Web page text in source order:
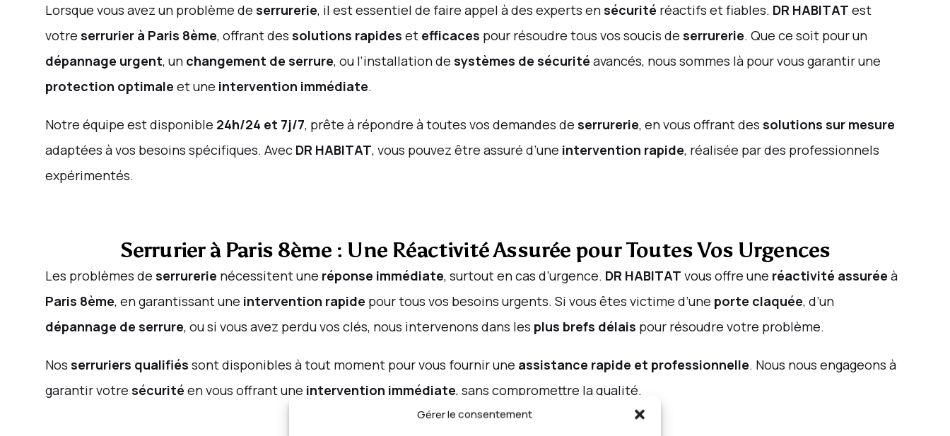
Gérer le consentement
Lorsque vous avez un problème de serrurerie, il est essentiel de faire appel à des experts en sécurité réactifs et fiables. DR HABITAT est
votre serrurier à Paris 8ème, offrant des solutions rapides et efficaces pour résoudre tous vos soucis de serrurerie. Que ce soit pour un
dépannage urgent, un changement de serrure, ou l’installation de systèmes de sécurité avancés, nous sommes là pour vous garantir une
protection optimale et une intervention immédiate.
Notre équipe est disponible 24h/24 et 7j/7, prête à répondre à toutes vos demandes de serrurerie, en vous offrant des solutions sur mesure
adaptées à vos besoins spécifiques. Avec DR HABITAT, vous pouvez être assuré d’une intervention rapide, réalisée par des professionnels
expérimentés.
Serrurier à Paris 8ème : Une Réactivité Assurée pour Toutes Vos Urgences
Les problèmes de serrurerie nécessitent une réponse immédiate, surtout en cas d’urgence. DR HABITAT vous offre une réactivité assurée à
Paris 8ème, en garantissant une intervention rapide pour tous vos besoins urgents. Si vous êtes victime d’une porte claquée, d’un
dépannage de serrure, ou si vous avez perdu vos clés, nous intervenons dans les plus brefs délais pour résoudre votre problème.
Nos serruriers qualifiés sont disponibles à tout moment pour vous fournir une assistance rapide et professionnelle. Nous nous engageons à
garantir votre sécurité en vous offrant une intervention immédiate, sans compromettre la qualité.